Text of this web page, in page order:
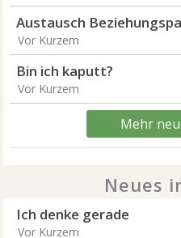
Austausch
Vor Kurzem
Bin ich kaputt?
Vor Kurzem
Mehr
Neues
Ich denke gerade
Vor Kurzem